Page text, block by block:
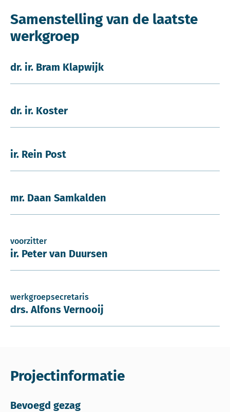
Samenstelling van de laatste
werkgroep
dr. ir. Bram Klapwijk
dr. ir. Koster
ir. Rein Post
mr. Daan Samkalden
voorzitter
ir. Peter van Duursen
werkgroepsecretaris
drs. Alfons Vernooij
Projectinformatie
Bevoegd gezag